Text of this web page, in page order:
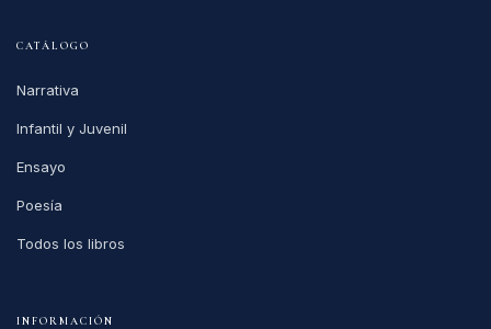
CATÁLOGO
Narrativa
Infantil y Juvenil
Ensayo
Poesía
Todos los libros
INFORMACIÓN